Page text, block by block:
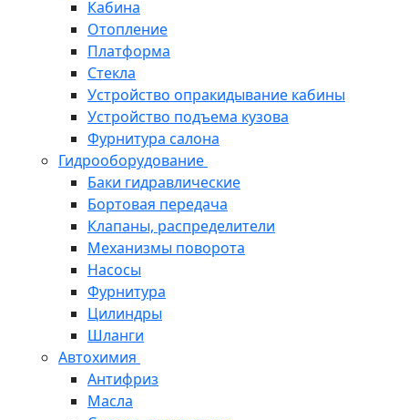
Кабина
Отопление
Платформа
Стекла
Устройство опракидывание кабины
Устройство подъема кузова
Фурнитура салона
Гидрооборудование
Баки гидравлические
Бортовая передача
Клапаны, распределители
Механизмы поворота
Насосы
Фурнитура
Цилиндры
Шланги
Автохимия
Антифриз
Масла